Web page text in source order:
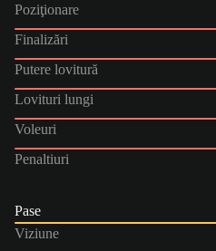
Poziţionare
Finalizări
Putere lovitură
Lovituri lungi
Voleuri
Penaltiuri
Pase
Viziune